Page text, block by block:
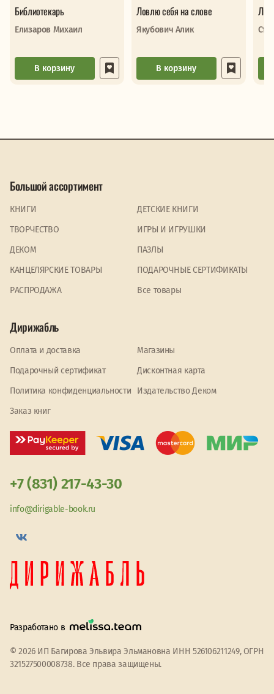
Библиотекарь
Елизаров Михаил
В корзину
Ловлю себя на слове
Якубович Алик
В корзину
Большой ассортимент
КНИГИ
ДЕТСКИЕ КНИГИ
ТВОРЧЕСТВО
ИГРЫ И ИГРУШКИ
ДЕКОМ
ПАЗЛЫ
КАНЦЕЛЯРСКИЕ ТОВАРЫ
ПОДАРОЧНЫЕ СЕРТИФИКАТЫ
PАСПРОДАЖА
Все товары
Дирижабль
Оплата и доставка
Магазины
Подарочный сертификат
Дисконтная карта
Политика конфиденциальности
Издательство Деком
Заказ книг
+7 (831) 217-43-30
info@dirigable-book.ru
Разработано в
© 2026 ИП Багирова Эльвира Эльмановна ИНН 526106211249, ОГРН
321527500008738. Все права защищены.